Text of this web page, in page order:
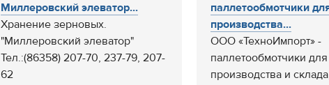
Миллеровский элеватор...
Хранение зерновых.
"Миллеровский элеватор"
Тел.:(86358) 207-70, 237-79, 207-
62
паллетообмотчики
производства...
ООО «ТехноИмпорт» -
паллетообмотчики для
производства и